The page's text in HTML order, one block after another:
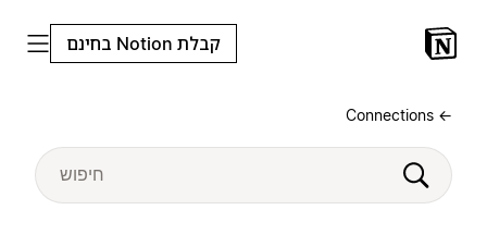
קבלת Notion בחינם
← Connections